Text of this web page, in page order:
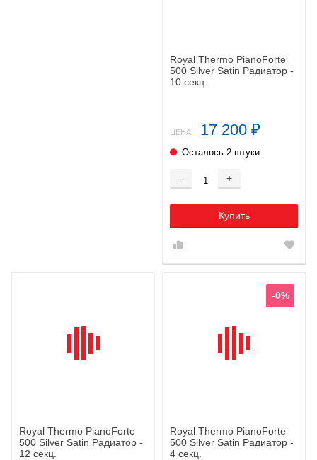
Royal Thermo PianoForte
500 Silver Satin Радиатор -
10 секц.
ЦЕНА: 17 200 ₽
Осталось 2 штуки
- +
Купить
Royal Thermo PianoForte
500 Silver Satin Радиатор -
12 секц.
-0%
Royal Thermo PianoForte
500 Silver Satin Радиатор -
4 секц.